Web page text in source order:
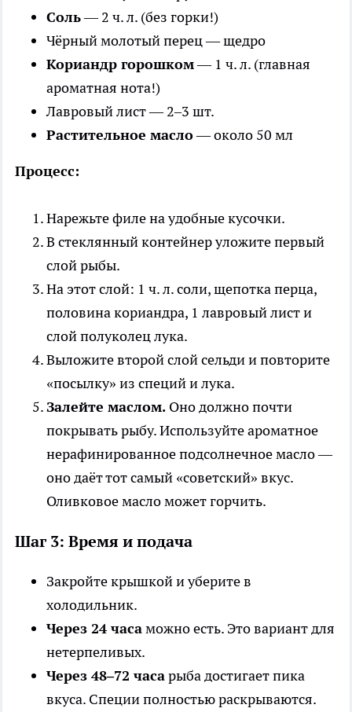
Соль— 2 ч. л. (без горки!)
Чёрный молотый перец — щедро
Кориандр горошком— 1 ч. л. (главная
ароматная нота!)
Лавровый лист — 2–3 шт.
Растительное масло— около 50 мл
Процесс:
Нарежьте филе на удобные кусочки.
В стеклянный контейнер уложите первый
слой рыбы.
На этот слой: 1 ч. л. соли, щепотка перца,
половина кориандра, 1 лавровый лист и
слой полуколец лука.
Выложите второй слой сельди и повторите
«посылку» из специй и лука.
Залейте маслом. Оно должно почти
покрывать рыбу. Используйте ароматное
нерафинированное подсолнечное масло —
оно даёт тот самый «советский» вкус.
Оливковое масло может горчить.
Шаг 3: Время и подача
Закройте крышкой и уберите в
холодильник.
Через 24 часаможно есть. Это вариант для
нетерпеливых.
Через 48–72 часарыба достигает пика
вкуса. Специи полностью раскрываются.